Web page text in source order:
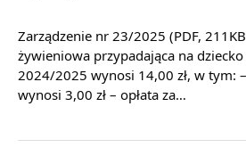
Zarządzenie nr 23/2025 (PDF,
żywieniowa przypadająca na
2024/2025 wynosi 14,00 zł, w tym:
wynosi 3,00 zł – opłata za…